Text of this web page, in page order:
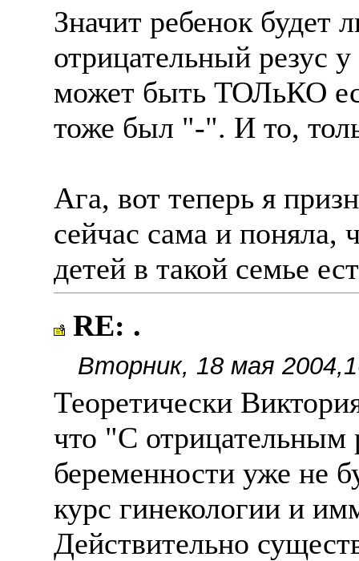
Значит ребенок будет
отрицательный резус
может быть ТОЛьКО
тоже был "-". И то,
Ага, вот теперь я
сейчас сама и поняла,
детей в такой семье
RE: .
Вторник, 18 мая
Теоретически
что "С отрицательным
беременности уже не
курс гинекологии и
Действительно